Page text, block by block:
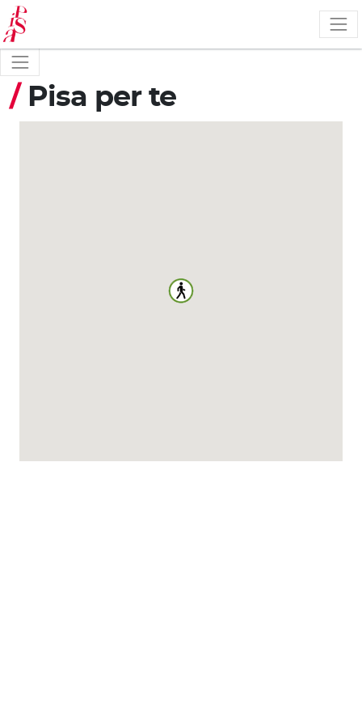
Salta
al
contenuto
principale
/ Pisa per te